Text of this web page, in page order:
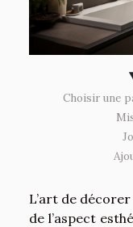
Choisir une
L’art de
de l’aspect